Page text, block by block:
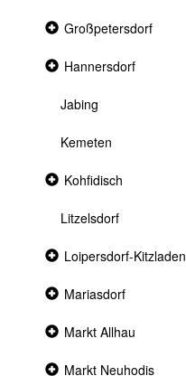
Collapsed
section
Großpetersdorf
Collapsed
Hannersdorf
Jabing
Kemeten
Collapsed
Kohfidisch
Litzelsdorf
Collapsed
section
Loipersdorf-Kitzladen
Collapsed
Mariasdorf
Collapsed
Markt Allhau
Collapsed
Markt Neuhodis